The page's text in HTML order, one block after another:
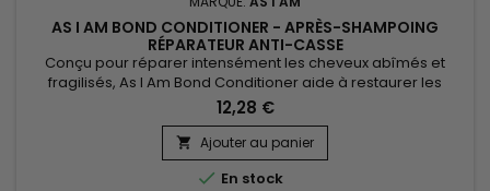
AS I AM BOND CONDITIONER - APRÈS-SHAMPOING
RÉPARATEUR ANTI-CASSE
Conçu pour réparer intensément les cheveux abîmés et
fragilisés, As I Am Bond Conditioner aide à restaurer les
liaisons capillaires affaiblies et à renforcer la fibre capillaire
dès les premières utilisations. Sa formule performante
contribue à réduire la casse, à améliorer l’élasticité du
cheveu et à protéger les longueurs lavage après lavage....
12,28 €
 Ajouter au panier
 En stock